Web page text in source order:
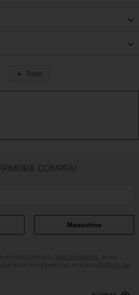
Topo
COMPRA!
Masculino